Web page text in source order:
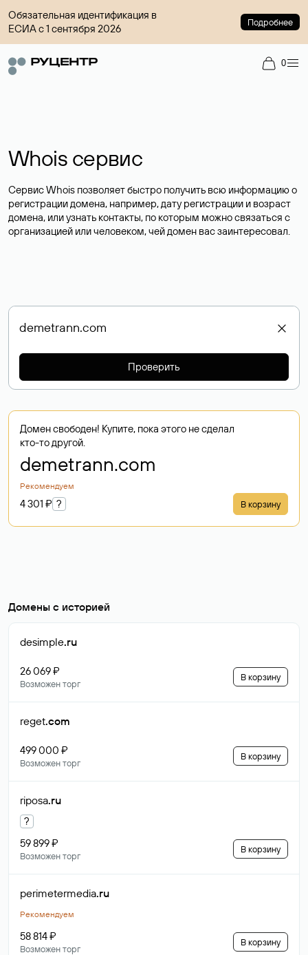
Обязательная идентификация в
ЕСИА с 1 сентября 2026
Подробнее
0
Whois сервис
Сервис Whois позволяет быстро получить всю информацию о
регистрации домена, например, дату регистрации и возраст
домена, или узнать контакты, по которым можно связаться с
организацией или человеком, чей домен вас заинтересовал.
Проверить
Домен свободен! Купите, пока этого не сделал
кто-то другой.
demetrann.com
Рекомендуем
4 301 ₽ ? В корзину
Домены с историей
desimple.ru
26 069 ₽
Возможен торг
В корзину
reget.com
499 000 ₽
Возможен торг
В корзину
riposa.ru
?
59 899 ₽
Возможен торг
В корзину
perimetermedia.ru
Рекомендуем
58 814 ₽
Возможен торг
В корзину